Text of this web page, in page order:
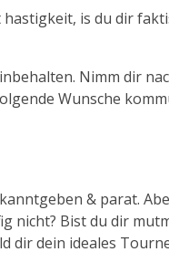
is du dir
Nimm dir
Wunsche
& parat.
nicht? Bist du dir
dir dein ideales